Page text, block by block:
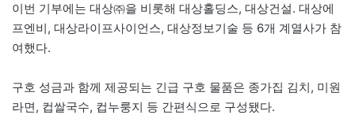
이번 기부에는 대상㈜을 비롯해 대상홀딩스, 대상건설. 대상에
프엔비, 대상라이프사이언스, 대상정보기술 등 6개 계열사가 참
여했다.
구호 성금과 함께 제공되는 긴급 구호 물품은 종가집 김치, 미원
라면, 컵쌀국수, 컵누룽지 등 간편식으로 구성됐다.